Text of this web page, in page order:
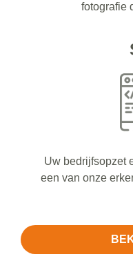
fotografie
Uw bedrijfsopzet
een van onze